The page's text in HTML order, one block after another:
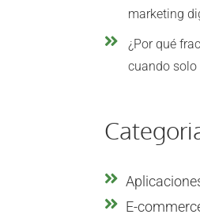
marketing
¿Por qué
cuando solo
E-